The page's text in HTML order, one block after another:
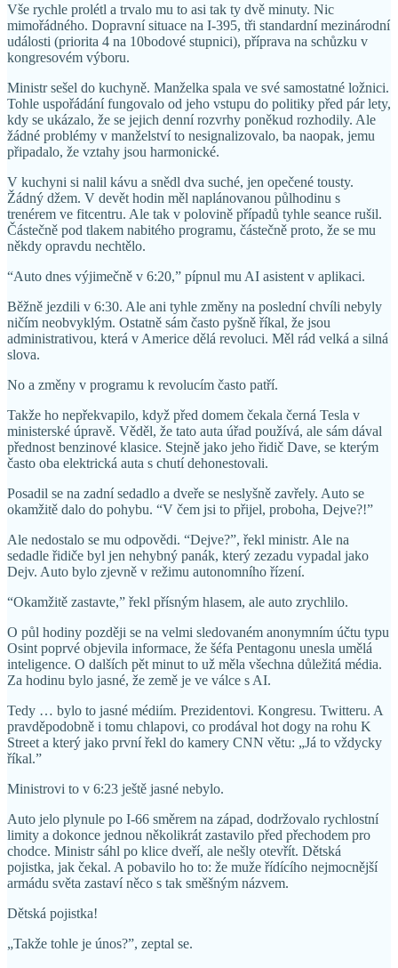
Vše rychle prolétl a trvalo mu to asi tak ty dvě minuty. Nic
mimořádného. Dopravní situace na I-395, tři standardní mezinárodní
události (priorita 4 na 10bodové stupnici), příprava na schůzku v
kongresovém výboru.
Ministr sešel do kuchyně. Manželka spala ve své samostatné ložnici.
Tohle uspořádání fungovalo od jeho vstupu do politiky před pár lety,
kdy se ukázalo, že se jejich denní rozvrhy poněkud rozhodily. Ale
žádné problémy v manželství to nesignalizovalo, ba naopak, jemu
připadalo, že vztahy jsou harmonické.
V kuchyni si nalil kávu a snědl dva suché, jen opečené tousty.
Žádný džem. V devět hodin měl naplánovanou půlhodinu s
trenérem ve fitcentru. Ale tak v polovině případů tyhle seance rušil.
Částečně pod tlakem nabitého programu, částečně proto, že se mu
někdy opravdu nechtělo.
“Auto dnes výjimečně v 6:20,” pípnul mu AI asistent v aplikaci.
Běžně jezdili v 6:30. Ale ani tyhle změny na poslední chvíli nebyly
ničím neobvyklým. Ostatně sám často pyšně říkal, že jsou
administrativou, která v Americe dělá revoluci. Měl rád velká a silná
slova.
No a změny v programu k revolucím často patří.
Takže ho nepřekvapilo, když před domem čekala černá Tesla v
ministerské úpravě. Věděl, že tato auta úřad používá, ale sám dával
přednost benzinové klasice. Stejně jako jeho řidič Dave, se kterým
často oba elektrická auta s chutí dehonestovali.
Posadil se na zadní sedadlo a dveře se neslyšně zavřely. Auto se
okamžitě dalo do pohybu. “V čem jsi to přijel, proboha, Dejve?!”
Ale nedostalo se mu odpovědi. “Dejve?”, řekl ministr. Ale na
sedadle řidiče byl jen nehybný panák, který zezadu vypadal jako
Dejv. Auto bylo zjevně v režimu autonomního řízení.
“Okamžitě zastavte,” řekl přísným hlasem, ale auto zrychlilo.
O půl hodiny později se na velmi sledovaném anonymním účtu typu
Osint poprvé objevila informace, že šéfa Pentagonu unesla umělá
inteligence. O dalších pět minut to už měla všechna důležitá média.
Za hodinu bylo jasné, že země je ve válce s AI.
Tedy … bylo to jasné médiím. Prezidentovi. Kongresu. Twitteru. A
pravděpodobně i tomu chlapovi, co prodával hot dogy na rohu K
Street a který jako první řekl do kamery CNN větu: „Já to vždycky
říkal.”
Ministrovi to v 6:23 ještě jasné nebylo.
Auto jelo plynule po I-66 směrem na západ, dodržovalo rychlostní
limity a dokonce jednou několikrát zastavilo před přechodem pro
chodce. Ministr sáhl po klice dveří, ale nešly otevřít. Dětská
pojistka, jak čekal. A pobavilo ho to: že muže řídícího nejmocnější
armádu světa zastaví něco s tak směšným názvem.
Dětská pojistka!
„Takže tohle je únos?”, zeptal se.